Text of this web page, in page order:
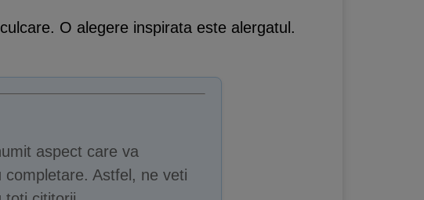
O alegere inspirata este alergatul.
aspect care va
Astfel, ne veti